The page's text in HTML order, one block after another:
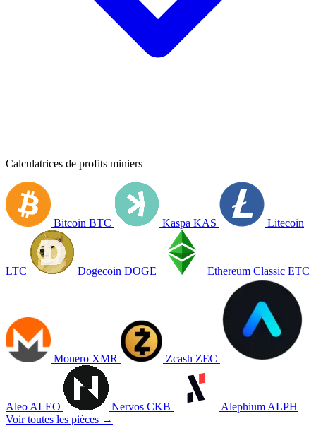
Calculatrices de profits miniers
Bitcoin BTC Kaspa KAS Litecoin
LTC Dogecoin DOGE Ethereum Classic ETC
Monero XMR Zcash ZEC
Aleo ALEO Nervos CKB Alephium ALPH
Voir toutes les pièces →